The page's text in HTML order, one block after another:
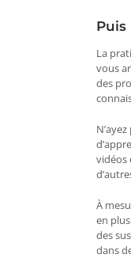
La
vous
des
vidéos
À
en
des
dans